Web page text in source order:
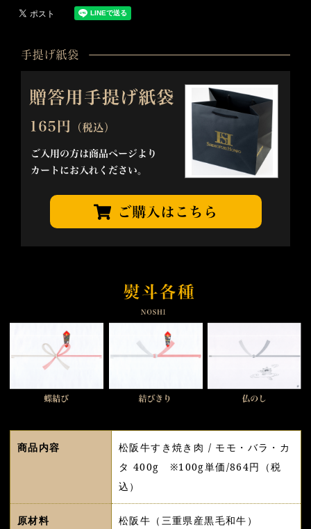
商品内容
松阪牛すき焼き肉 / モモ・バラ・カ
タ 400g ※100g単価/864円（税
込）
原材料 松阪牛（三重県産黒毛和牛）